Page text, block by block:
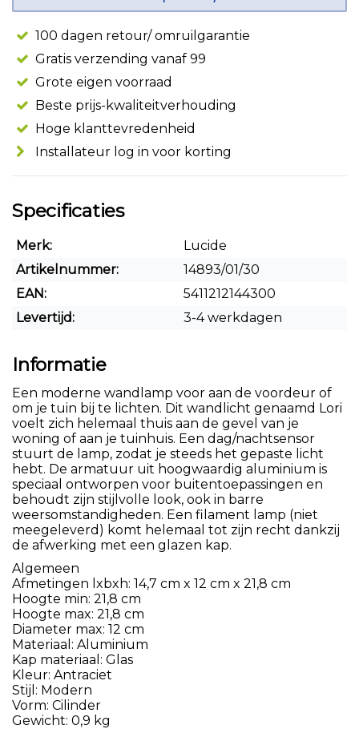
100 dagen retour/ omruilgarantie
Gratis verzending vanaf 99
Grote eigen voorraad
Beste prijs-kwaliteitverhouding
Hoge klanttevredenheid
Installateur log in voor korting
Specificaties
Merk:
Lucide
Artikelnummer:
14893/01/30
EAN:
5411212144300
Levertijd:
3-4 werkdagen
Informatie
Een moderne wandlamp voor aan de voordeur of
om je tuin bij te lichten. Dit wandlicht genaamd Lori
voelt zich helemaal thuis aan de gevel van je
woning of aan je tuinhuis. Een dag/nachtsensor
stuurt de lamp, zodat je steeds het gepaste licht
hebt. De armatuur uit hoogwaardig aluminium is
speciaal ontworpen voor buitentoepassingen en
behoudt zijn stijlvolle look, ook in barre
weersomstandigheden. Een filament lamp (niet
meegeleverd) komt helemaal tot zijn recht dankzij
de afwerking met een glazen kap.
Algemeen
Afmetingen lxbxh: 14,7 cm x 12 cm x 21,8 cm
Hoogte min: 21,8 cm
Hoogte max: 21,8 cm
Diameter max: 12 cm
Materiaal: Aluminium
Kap materiaal: Glas
Kleur: Antraciet
Stijl: Modern
Vorm: Cilinder
Gewicht: 0,9 kg